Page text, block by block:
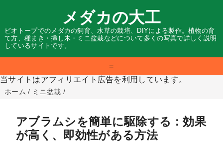
メダカの大工
ビオトープでのメダカの飼育、水草の栽培、DIYによる製作。植物の育
て方、種まき・挿し木・ミニ盆栽などについて多くの写真で詳しく説明
しているサイトです。
=
当サイトはアフィリエイト広告を利用しています。
ホーム / ミニ盆栽 /
アブラムシを簡単に駆除する：効果
が高く、即効性がある方法